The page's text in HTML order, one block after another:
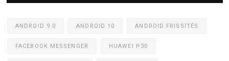
ANDROID 9.0 ANDROID 10 ANDROID FRISSÍTÉS
FACEBOOK MESSENGER HUAWEI P30